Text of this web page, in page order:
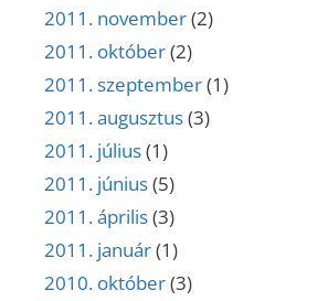
2011. november(2)
2011. október(2)
2011. szeptember(1)
2011. augusztus(3)
2011. július(1)
2011. június(5)
2011. április(3)
2011. január(1)
2010. október(3)